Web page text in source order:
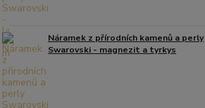
Náramek z přírodních kamenů a perly
Swarovski - magnezit a tyrkys